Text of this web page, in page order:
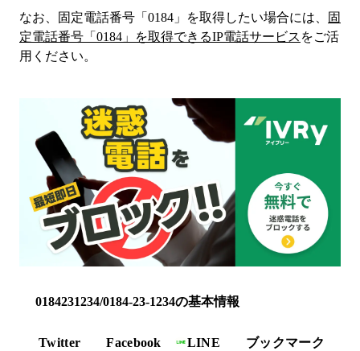
なお、固定電話番号「 0184 」を取得したい場合には、
固
定電話番号「 0184 」を取得できるIP電話サービス をご活
用ください。
0184231234/0184-23-1234の基本情報
Twitter Facebook LINE
ブックマーク